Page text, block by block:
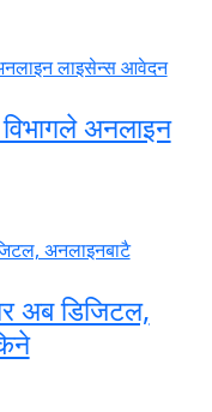
अनलाइन
अब डिजिटल,